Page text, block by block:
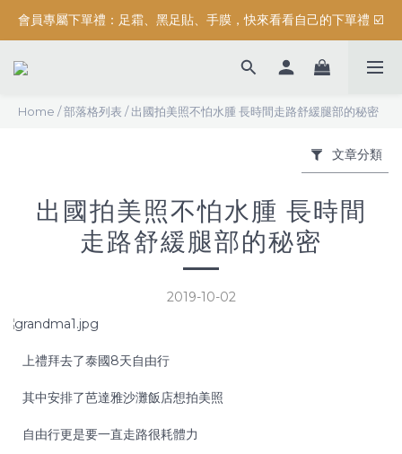
按摩系列滿$3000元，加碼送滿額禮『 精油保濕沐浴露 (正貨) 』
會員專屬下單禮：足霜、黑足貼、手膜，快來看看自己的下單禮 ☑️
按摩系列滿$3000元，加碼送滿額禮『 精油保濕沐浴露 (正貨) 』
Home /部落格列表 /出國拍美照不怕水腫 長時間走路舒緩腿部的秘密
文章分類
出國拍美照不怕水腫 長時間
走路舒緩腿部的秘密
2019-10-02
上禮拜去了泰國8天自由行
其中安排了芭達雅沙灘飯店想拍美照
自由行更是要一直走路很耗體力